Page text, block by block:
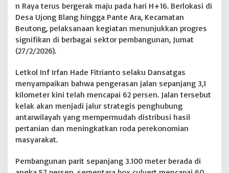
T
a
a
h
u
o
n
g
n Raya terus bergerak maju pada hari H+16. Berlokasi di
Desa Ujong Blang hingga Pante Ara, Kecamatan
Beutong, pelaksanaan kegiatan menunjukkan progres
signifikan di berbagai sektor pembangunan, Jumat
(27/2/2026).
Letkol Inf Irfan Hade Fitrianto selaku Dansatgas
menyampaikan bahwa pengerasan jalan sepanjang 3,1
kilometer kini telah mencapai 62 persen. Jalan tersebut
kelak akan menjadi jalur strategis penghubung
antarwilayah yang mempermudah distribusi hasil
pertanian dan meningkatkan roda perekonomian
masyarakat.
Pembangunan parit sepanjang 3.100 meter berada di